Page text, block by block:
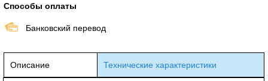
Способы оплаты
Банковский перевод
Описание Технические характеристики